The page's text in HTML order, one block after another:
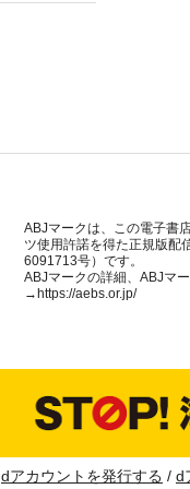
ABJマークは、この電子書
ツ使用許諾を得た正規版配
6091713号）です。
ABJマークの詳細、ABJマ
→https://aebs.or.jp/
dアカウントを発行する d